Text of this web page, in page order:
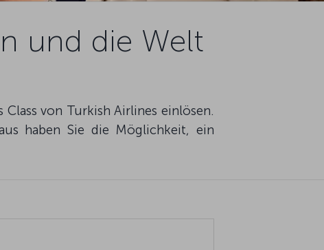
und die Welt
von Turkish Airlines einlösen.
haben Sie die Möglichkeit, ein